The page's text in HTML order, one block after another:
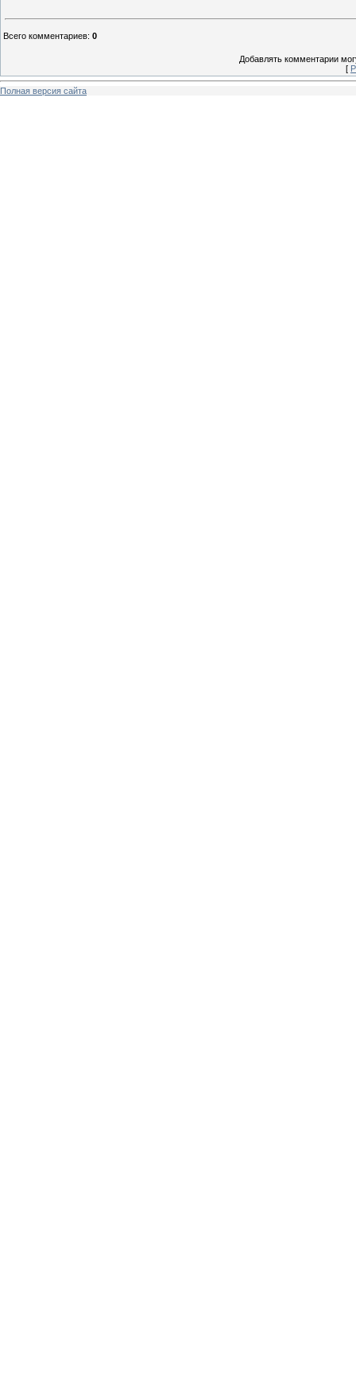
Всего комментариев: 0
Добавлять комментарии
[
Полная версия сайта